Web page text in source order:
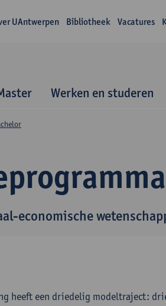
UAntwerpen Bibliotheek Vacatures
Werken en studeren
economische
heeft een driedelig modeltraject: